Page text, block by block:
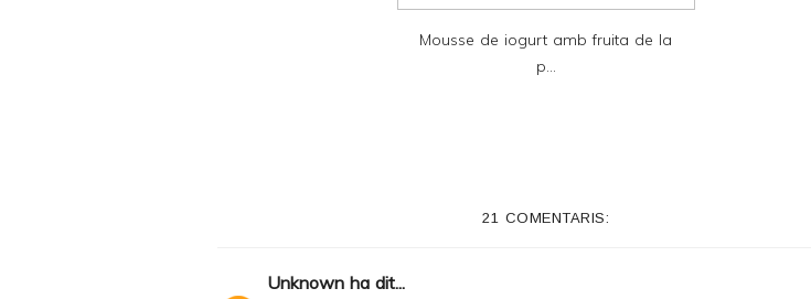
Mousse de iogurt amb fruita de la
p...
21 COMENTARIS:
Unknown ha dit...